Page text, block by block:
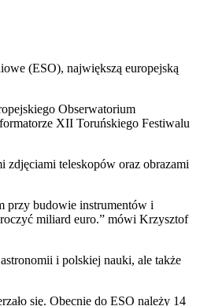
(ESO), największą europejską
Obserwatorium
XII Toruńskiego Festiwalu
zdjęciami teleskopów oraz obrazami
przy budowie instrumentów i
miliard euro.” mówi Krzysztof
i polskiej nauki, ale także
się. Obecnie do ESO należy 14